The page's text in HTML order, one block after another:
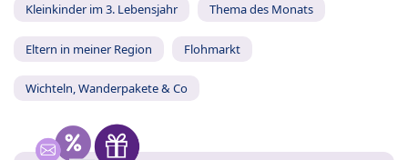
Kleinkinder im 3. Lebensjahr Thema des Monats
Eltern in meiner Region Flohmarkt
Wichteln, Wanderpakete & Co